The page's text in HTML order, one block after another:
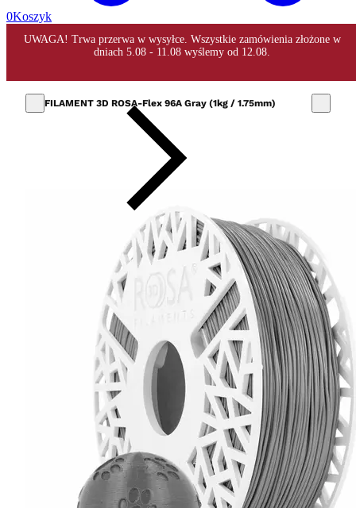
0Koszyk
FILAMENT 3D ROSA-Flex 96A Gray (1kg / 1.75mm)